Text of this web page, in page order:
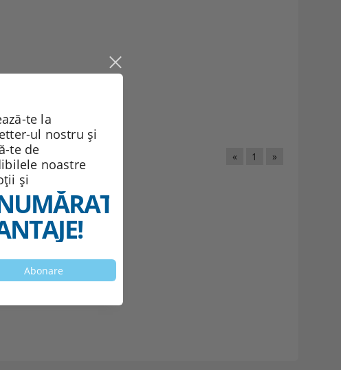
« 1 »
te la
ul nostru și
te de
noastre
și